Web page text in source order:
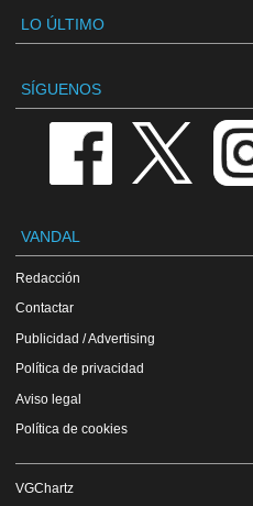
LO ÚLTIMO
SÍGUENOS
VANDAL
Redacción
Contactar
Publicidad / Advertising
Política de privacidad
Aviso legal
Política de cookies
VGChartz